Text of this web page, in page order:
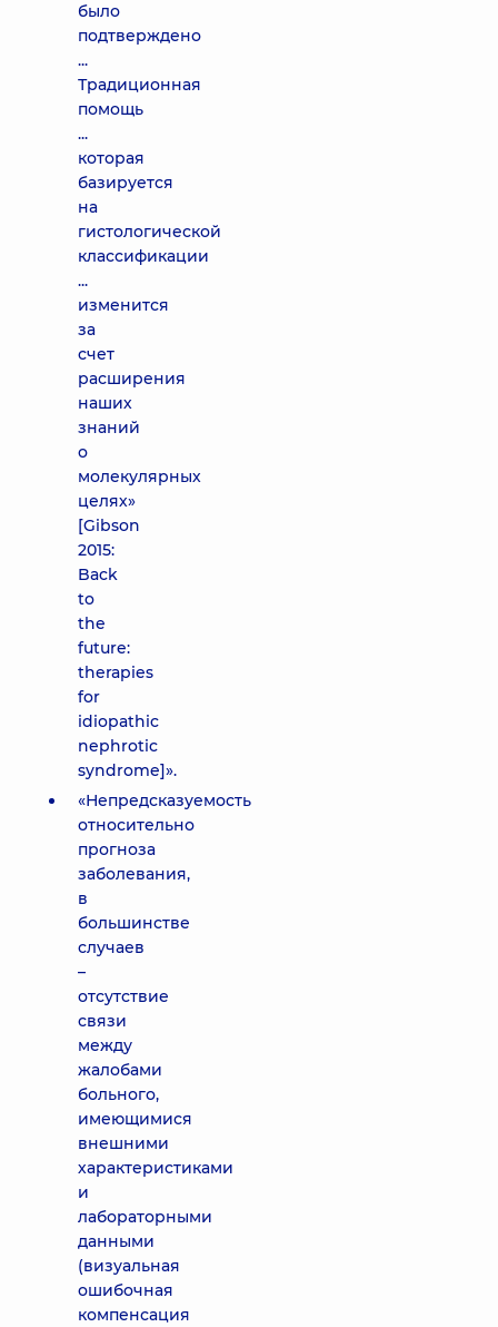
было
подтверждено
...
Традиционная
помощь
...
которая
базируется
на
гистологической
классификации
...
изменится
за
счет
расширения
наших
знаний
о
молекулярных
целях»
[Gibson
2015:
Back
to
the
future:
therapies
for
idiopathic
nephrotic
syndrome]».
«Непредсказуемость
относительно
прогноза
заболевания,
в
большинстве
случаев
–
отсутствие
связи
между
жалобами
больного,
имеющимися
внешними
характеристиками
и
лабораторными
данными
(визуальная
ошибочная
компенсация